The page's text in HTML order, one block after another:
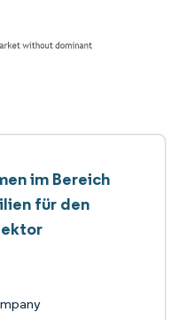
im Bereich
für den